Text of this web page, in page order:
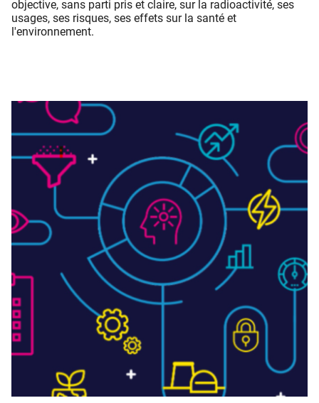
objective, sans parti pris et claire, sur la radioactivité, ses
usages, ses risques, ses effets sur la santé et
l'environnement.​